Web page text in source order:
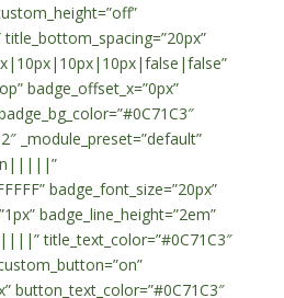
title_bottom_spacing=”20px”
badge_offset_x=”0px”
_module_preset=”default”
badge_font_size=”20px”
badge_line_height=”2em”
title_text_color=”#0C71C3″
button_text_color=”#0C71C3″